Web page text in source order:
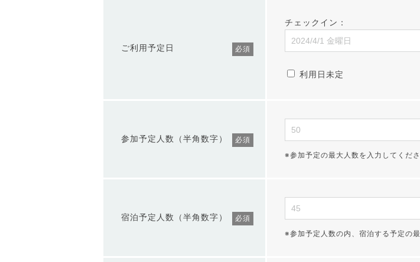
ご利用予定日 必須
チェックイン：
利用日未定
参加予定人数（半角数字） 必須
※参加予定の最大人数を入力してくだ
宿泊予定人数（半角数字） 必須
※参加予定人数の内、宿泊する予定の